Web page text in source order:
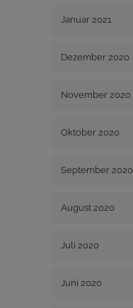
Januar 2021
Dezember 2020
November 2020
Oktober 2020
September 2020
August 2020
Juli 2020
Juni 2020